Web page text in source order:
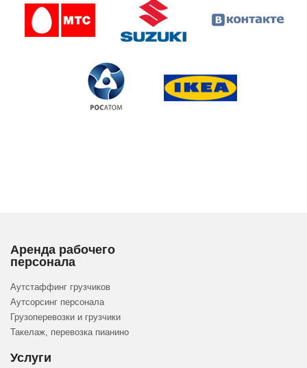
Аренда рабочего
персонала
Аутстаффинг грузчиков
Аутсорсинг персонала
Грузоперевозки и грузчики
Такелаж, перевозка пианино
Услуги